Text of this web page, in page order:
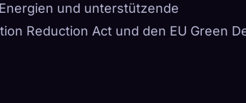
und unterstützende
Reduction Act und den EU Green